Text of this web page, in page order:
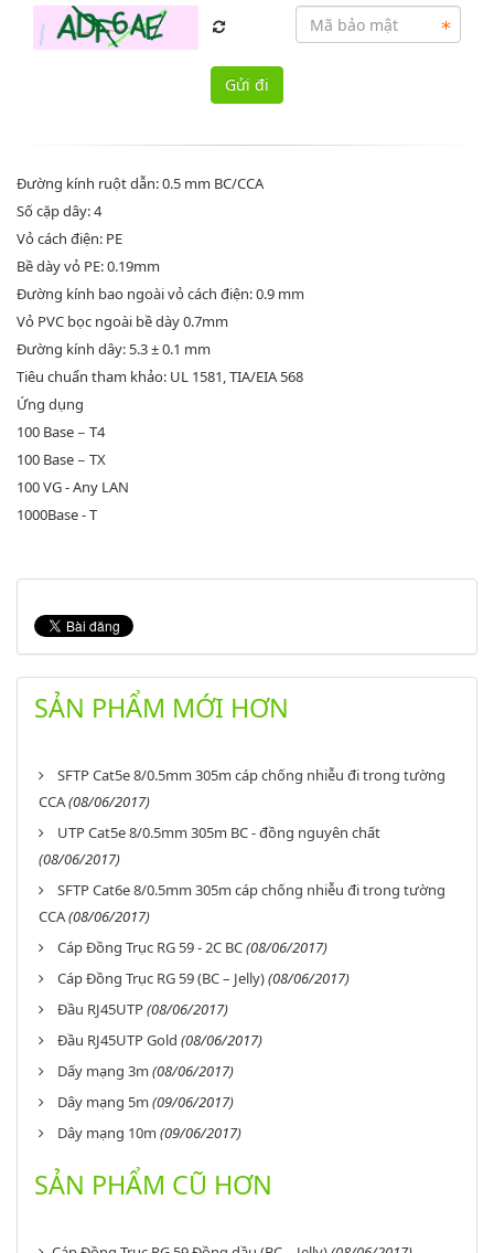
Đường kính ruột dẫn: 0.5 mm BC/CCA
Số cặp dây: 4
Vỏ cách điện: PE
Bề dày vỏ PE: 0.19mm
Đường kính bao ngoài vỏ cách điện: 0.9 mm
Vỏ PVC bọc ngoài bề dày 0.7mm
Đường kính dây: 5.3 ± 0.1 mm
Tiêu chuẩn tham khảo: UL 1581, TIA/EIA 568
Ứng dụng
100 Base − T4
100 Base − TX
100 VG - Any LAN
1000Base - T
SẢN PHẨM MỚI HƠN
SFTP Cat5e 8/0.5mm 305m cáp chống nhiễu đi trong tường
CCA(08/06/2017)
UTP Cat5e 8/0.5mm 305m BC - đồng nguyên chất
(08/06/2017)
SFTP Cat6e 8/0.5mm 305m cáp chống nhiễu đi trong tường
CCA(08/06/2017)
Cáp Đồng Trục RG 59 - 2C BC(08/06/2017)
Cáp Đồng Trục RG 59 (BC – Jelly)(08/06/2017)
Đầu RJ45UTP(08/06/2017)
Đầu RJ45UTP Gold (08/06/2017)
Dấy mạng 3m (08/06/2017)
Dây mạng 5m (09/06/2017)
Dây mạng 10m (09/06/2017)
SẢN PHẨM CŨ HƠN